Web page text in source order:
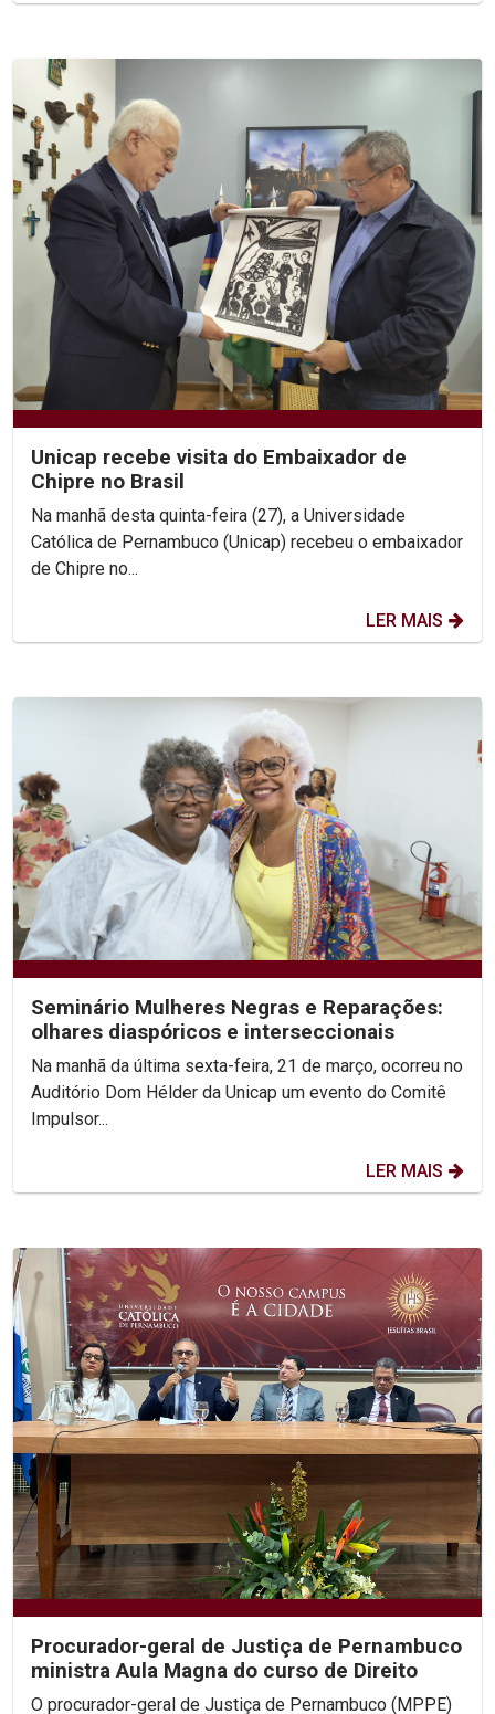
Unicap recebe visita do Embaixador de
Chipre no Brasil
Na manhã desta quinta-feira (27), a Universidade
Católica de Pernambuco (Unicap) recebeu o embaixador
de Chipre no...
LER MAIS
Seminário Mulheres Negras e Reparações:
olhares diaspóricos e interseccionais
Na manhã da última sexta-feira, 21 de março, ocorreu no
Auditório Dom Hélder da Unicap um evento do Comitê
Impulsor...
LER MAIS
Procurador-geral de Justiça de Pernambuco
ministra Aula Magna do curso de Direito
O procurador-geral de Justiça de Pernambuco (MPPE)